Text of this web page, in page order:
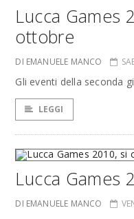
Lucca Games
ottobre
DI EMANUELE MANCO
Gli eventi della seconda
LEGGI
Lucca Games
DI EMANUELE MANCO